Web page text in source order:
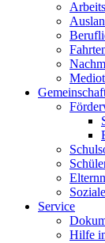
Service
Hilfe